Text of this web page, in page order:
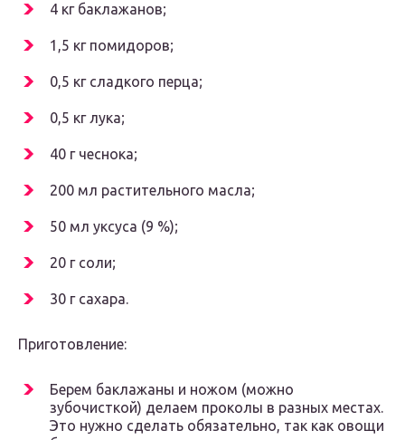
4 кг баклажанов;
1,5 кг помидоров;
0,5 кг сладкого перца;
0,5 кг лука;
40 г чеснока;
200 мл растительного масла;
50 мл уксуса (9 %);
20 г соли;
30 г сахара.
Приготовление:
Берем баклажаны и ножом (можно
зубочисткой) делаем проколы в разных местах.
Это нужно сделать обязательно, так как овощи